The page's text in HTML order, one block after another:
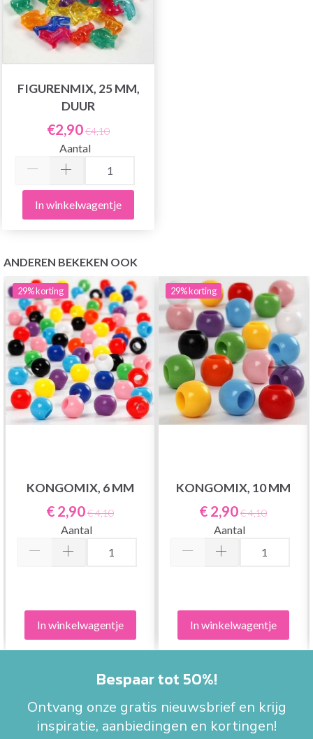
FIGURENMIX, 25 MM,
DUUR
€2,90€4,10
Aantal
In winkelwagentje
ANDEREN BEKEKEN OOK
29%korting
KONGOMIX, 6 MM
€ 2,90€ 4,10
Aantal
In winkelwagentje
29%korting
KONGOMIX, 10 MM
€ 2,90€ 4,10
Aantal
In winkelwagentje
Bespaar tot 50%!
Ontvang onze gratis nieuwsbrief en krijg
inspiratie, aanbiedingen en kortingen!